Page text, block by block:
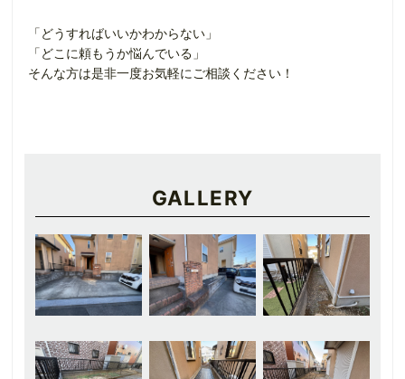
「どうすればいいかわからない」
「どこに頼もうか悩んでいる」
そんな方は是非一度お気軽にご相談ください！
GALLERY